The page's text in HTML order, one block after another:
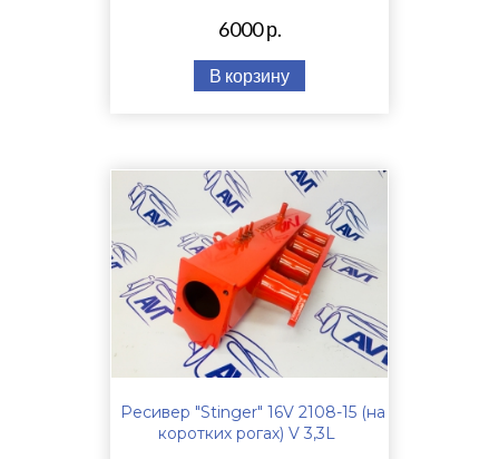
6000 р.
В корзину
Ресивер "Stinger" 16V 2108-15 (на
коротких рогах) V 3,3L